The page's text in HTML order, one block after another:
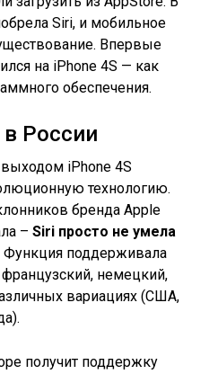
Siri, и мобильное
Впервые
на iPhone 4S — как
обеспечения.
России
iPhone 4S
технологию.
бренда Apple
–Siri просто не умела
Функция поддерживала
немецкий,
вариациях (США,
получит поддержку